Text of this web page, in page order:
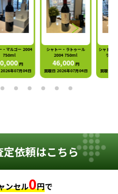
ャトー・ラトゥール
2004 750ml
46,000
日 2026年07月04日
シャトー・シュヴァル・ブ
ラン 2004 750ml
50,000
買取日 2026年07月04日
シャ
依頼はこちら
ンセル0円で